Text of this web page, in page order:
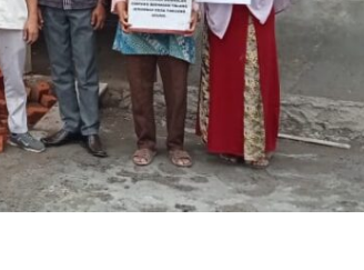
Kepala BGN Wanti—Wanti SPPG
Pakai Gas Melon, Minyak Kita Dan
Beras SPHP,…
Admin